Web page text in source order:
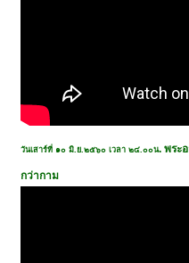
วันเสาร์ที่ ๑๐ มิ.ย.๒๕๖๐ เวลา ๒๔.๐๐น. พระ
กว่ากาม